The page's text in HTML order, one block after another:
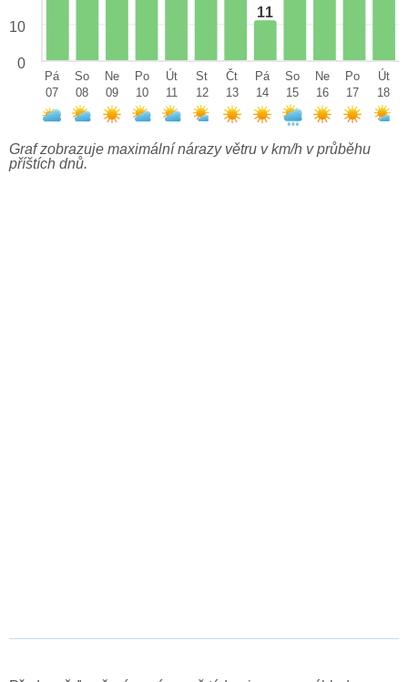
11
10
0
Pá
07
So
08
Ne
09
Po
10
Út
11
St
12
Čt
13
Pá
14
So
15
Ne
16
Po
17
Út
18
Graf zobrazuje maximální nárazy větru v km/h v průběhu
příštích dnů.